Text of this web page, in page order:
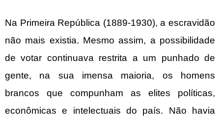
Na Primeira República (1889-1930), a escravidão
não mais existia. Mesmo assim, a possibilidade
de votar continuava restrita a um punhado de
gente, na sua imensa maioria, os homens
brancos que compunham as elites políticas,
econômicas e intelectuais do país. Não havia